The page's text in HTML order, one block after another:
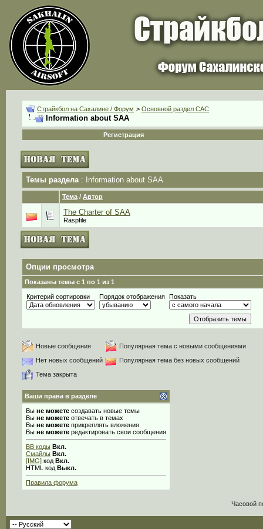
Страйкбол на Сахалине / Форум > Основной раздел CАС
Information about SAA
Регистрация
Темы раздела: Information about SAA
Тема / Автор
The Charter of SAA
Raspfile
Опции просмотра
Показаны темы с 1 по 1 из 1
Критерий сортировки Порядок отображения Показать
Новые сообщения
Популярная тема с новыми сообщениями
Нет новых сообщений
Популярная тема без новых сообщений
Тема закрыта
Ваши права в разделе
Вы не можете создавать новые темы
Вы не можете отвечать в темах
Вы не можете прикреплять вложения
Вы не можете редактировать свои сообщения
BB коды Вкл.
Смайлы Вкл.
[IMG] код Вкл.
HTML код Выкл.
Правила форума
Часовой